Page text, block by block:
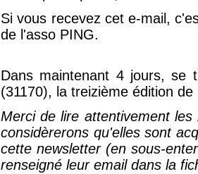
Si vous recevez cet e-mail,
de l'asso PING.
Dans maintenant 4 jours, se
(31170), la treizième édition
Merci de lire attentivement
considèrerons qu'elles sont
cette newsletter (en sous-
renseigné leur email dans la